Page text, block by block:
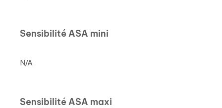
Sensibilité ASA mini
N/A
Sensibilité ASA maxi